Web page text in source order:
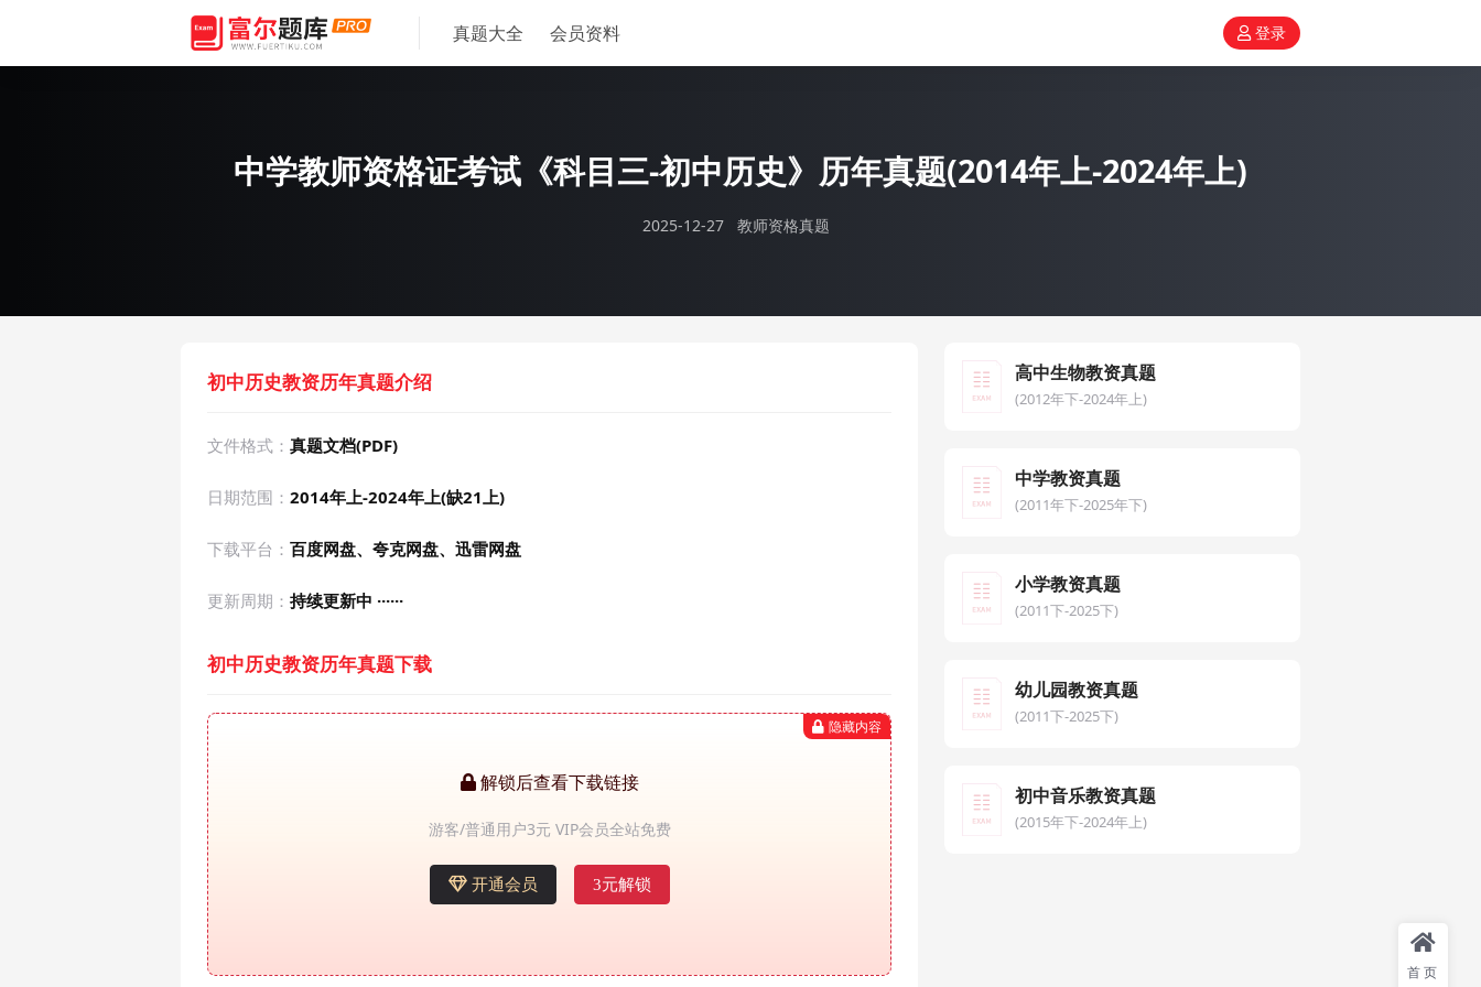
真题大全 会员资料 登录
中学教师资格证考试《科目三-初中历史》历年真题(2014年上-2024年上)
2025-12-27 教师资格真题
初中历史教资历年真题介绍
文件格式： 真题文档(PDF)
日期范围： 2014年上-2024年上(缺21上)
下载平台： 百度网盘、夸克网盘、迅雷网盘
更新周期： 持续更新中 ······
初中历史教资历年真题下载
隐藏内容
解锁后查看下载链接
游客/普通用户3元 VIP会员全站免费
开通会员 3元解锁
高中生物教资真题
(2012年下-2024年上)
中学教资真题
(2011年下-2025年下)
小学教资真题
(2011下-2025下)
幼儿园教资真题
(2011下-2025下)
初中音乐教资真题
(2015年下-2024年上)
首页